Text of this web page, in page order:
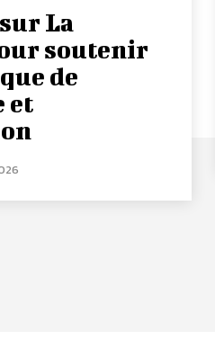
La
soutenir
de
et